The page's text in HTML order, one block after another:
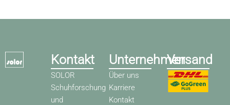
Kontakt
SOLOR
Schuhforschung
und
Unternehmen
Über uns
Karriere
Kontakt
Versand